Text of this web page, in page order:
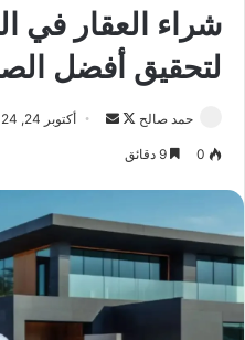
شراء العقار في
لتحقيق أفضل
حمد صالح
ت
ع
ل
ى
X
ب
ر
ي
د
ا
أكتوبر 24, 2024
0